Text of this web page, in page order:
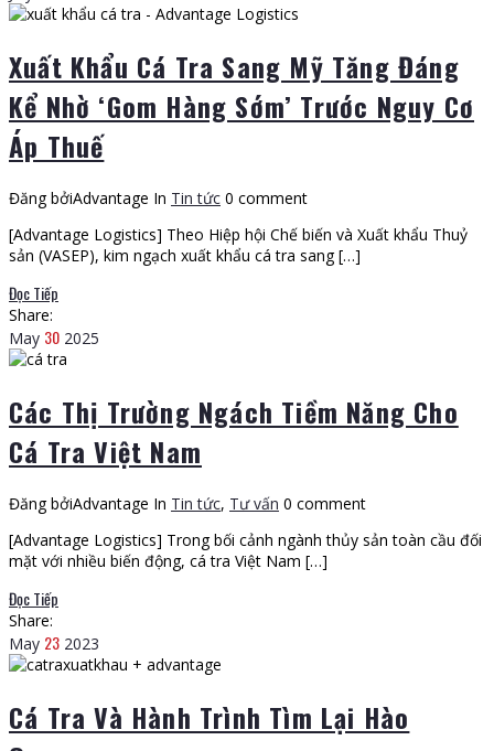
Xuất Khẩu Cá Tra Sang Mỹ Tăng Đáng
Kể Nhờ ‘Gom Hàng Sớm’ Trước Nguy Cơ
Áp Thuế
Đăng bởiAdvantage In Tin tức 0 comment
[Advantage Logistics] Theo Hiệp hội Chế biến và Xuất khẩu Thuỷ
sản (VASEP), kim ngạch xuất khẩu cá tra sang […]
Đọc Tiếp
Share:
May 30 2025
Các Thị Trường Ngách Tiềm Năng Cho
Cá Tra Việt Nam
Đăng bởiAdvantage In Tin tức, Tư vấn 0 comment
[Advantage Logistics] Trong bối cảnh ngành thủy sản toàn cầu đối
mặt với nhiều biến động, cá tra Việt Nam […]
Đọc Tiếp
Share:
May 23 2023
Cá Tra Và Hành Trình Tìm Lại Hào